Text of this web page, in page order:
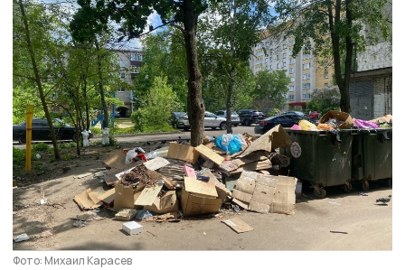
Фото: Михаил Карасев